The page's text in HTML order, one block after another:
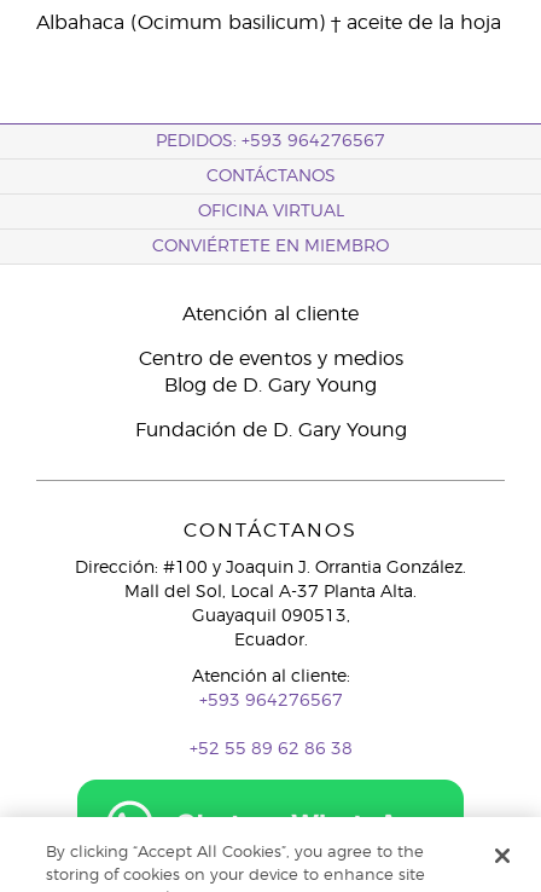
Albahaca (Ocimum basilicum) † aceite de la hoja
PEDIDOS: +593 964276567
CONTÁCTANOS
OFICINA VIRTUAL
CONVIÉRTETE EN MIEMBRO
Atención al cliente
Centro de eventos y medios
Blog de D. Gary Young
Fundación de D. Gary Young
CONTÁCTANOS
Dirección: #100 y Joaquin J. Orrantia González.
Mall del Sol, Local A-37 Planta Alta.
Guayaquil 090513,
Ecuador.
Atención al cliente:
+593 964276567
+52 55 89 62 86 38
By clicking “Accept All Cookies”, you agree to the
storing of cookies on your device to enhance site